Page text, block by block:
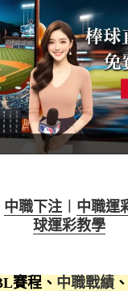
中職下注 中職運
球運彩教學
賽程、 中職戰績